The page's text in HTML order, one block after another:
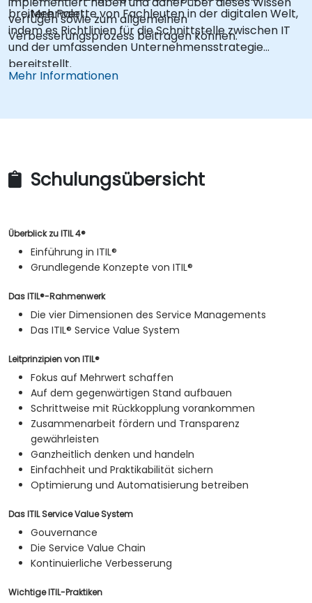
Mehrwert.
verfügen sowie zum allgemeinen
Verbesserungsprozess beitragen können.
breitere Palette von Fachleuten in der digitalen Welt,
indem es Richtlinien für die Schnittstelle zwischen IT
und der umfassenden Unternehmensstrategie
bereitstellt.
Mehr Informationen
Schulungsübersicht
Überblick zu ITIL 4®
Einführung in ITIL®
Grundlegende Konzepte von ITIL®
Das ITIL®-Rahmenwerk
Die vier Dimensionen des Service Managements
Das ITIL® Service Value System
Leitprinzipien von ITIL®
Fokus auf Mehrwert schaffen
Auf dem gegenwärtigen Stand aufbauen
Schrittweise mit Rückkopplung vorankommen
Zusammenarbeit fördern und Transparenz
gewährleisten
Ganzheitlich denken und handeln
Einfachheit und Praktikabilität sichern
Optimierung und Automatisierung betreiben
Das ITIL Service Value System
Gouvernance
Die Service Value Chain
Kontinuierliche Verbesserung
Wichtige ITIL-Praktiken